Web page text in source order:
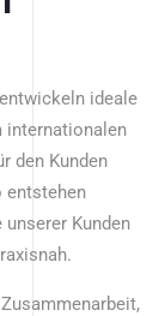
ideale
internationalen
den Kunden
entstehen
Kunden